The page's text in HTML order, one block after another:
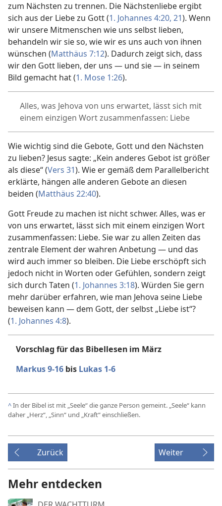
zum Nächsten zu trennen. Die Nächstenliebe ergibt
sich aus der Liebe zu Gott (1. Johannes 4:20, 21). Wenn
wir unsere Mitmenschen wie uns selbst lieben,
behandeln wir sie so, wie wir es uns auch von ihnen
wünschen (Matthäus 7:12). Dadurch zeigt sich, dass
wir den Gott lieben, der uns — und sie — in seinem
Bild gemacht hat (1. Mose 1:26).
Alles, was Jehova von uns erwartet, lässt sich mit
einem einzigen Wort zusammenfassen: Liebe
Wie wichtig sind die Gebote, Gott und den Nächsten
zu lieben? Jesus sagte: „Kein anderes Gebot ist größer
als diese“ (Vers 31). Wie er gemäß dem Parallelbericht
erklärte, hängen alle anderen Gebote an diesen
beiden (Matthäus 22:40).
Gott Freude zu machen ist nicht schwer. Alles, was er
von uns erwartet, lässt sich mit einem einzigen Wort
zusammenfassen: Liebe. Sie war zu allen Zeiten das
zentrale Element der wahren Anbetung — und das
wird auch immer so bleiben. Die Liebe erschöpft sich
jedoch nicht in Worten oder Gefühlen, sondern zeigt
sich durch Taten (1. Johannes 3:18). Würden Sie gern
mehr darüber erfahren, wie man Jehova seine Liebe
beweisen kann — dem Gott, der selbst „Liebe ist“?
(1. Johannes 4:8).
Vorschlag für das Bibellesen im März
Markus 9-16 bis Lukas 1-6
^In der Bibel ist mit „Seele“ die ganze Person gemeint. „Seele“ kann
daher „Herz“, „Sinn“ und „Kraft“ einschließen.
Zurück Weiter
Mehr entdecken